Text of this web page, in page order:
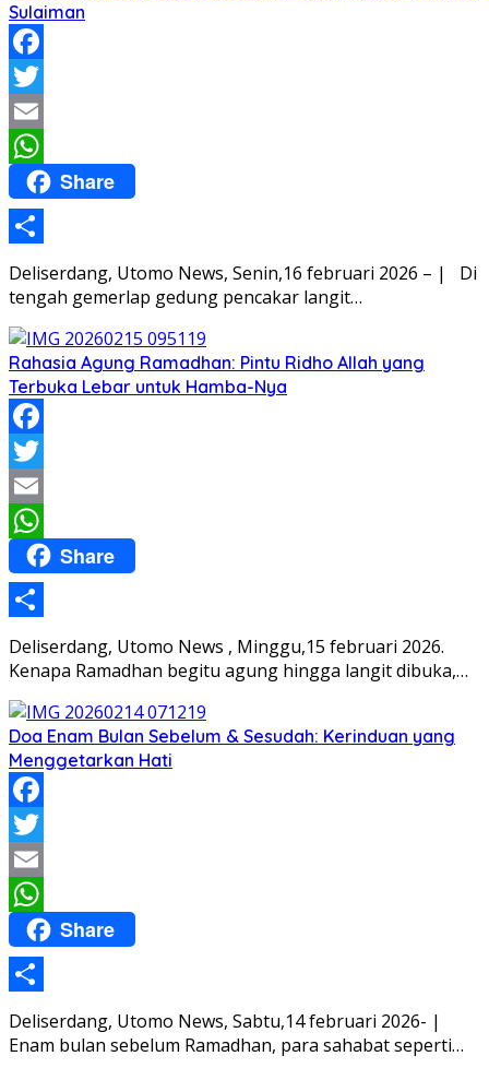
Sulaiman
Facebook
Twitter
Email
WhatsApp
Share
Share
Deliserdang, Utomo News, Senin,16 februari 2026 – | Di
tengah gemerlap gedung pencakar langit…
Rahasia Agung Ramadhan: Pintu Ridho Allah yang
Terbuka Lebar untuk Hamba-Nya
Facebook
Twitter
Email
WhatsApp
Share
Share
Deliserdang, Utomo News , Minggu,15 februari 2026.
Kenapa Ramadhan begitu agung hingga langit dibuka,…
Doa Enam Bulan Sebelum & Sesudah: Kerinduan yang
Menggetarkan Hati
Facebook
Twitter
Email
WhatsApp
Share
Share
Deliserdang, Utomo News, Sabtu,14 februari 2026- |
Enam bulan sebelum Ramadhan, para sahabat seperti…